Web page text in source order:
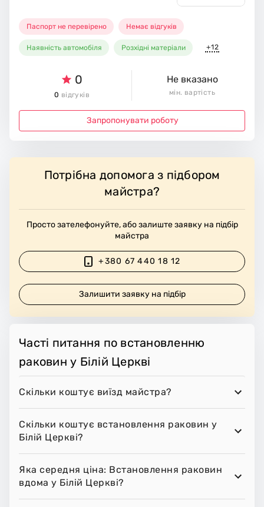
Паспорт не перевірено Немає відгуків
Наявність автомобіля Розхідні матеріали +12
0
0 відгуків
Не вказано
мін. вартість
Запропонувати роботу
Потрібна допомога з підбором
майстра?
Просто зателефонуйте, або залиште заявку на підбір
майстра
+380 67 440 18 12
Залишити заявку на підбір
Часті питання по встановленню
раковин у Білій Церкві
Скільки коштує виїзд майстра?
Скільки коштує встановлення раковин у
Білій Церкві?
Яка середня ціна: Встановлення раковин
вдома у Білій Церкві?